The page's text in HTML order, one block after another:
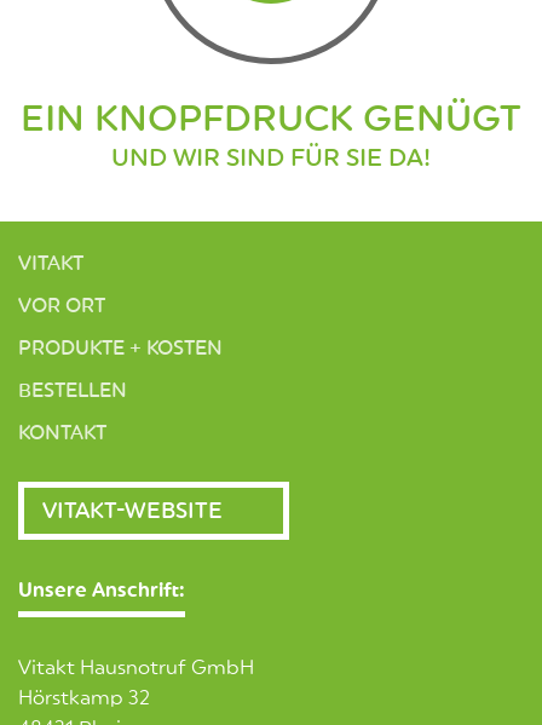
EIN KNOPFDRUCK GENÜGT
UND WIR SIND FÜR SIE DA!
VITAKT
VOR ORT
PRODUKTE + KOSTEN
BESTELLEN
KONTAKT
VITAKT-WEBSITE
Unsere Anschrift:
Vitakt Hausnotruf GmbH
Hörstkamp 32